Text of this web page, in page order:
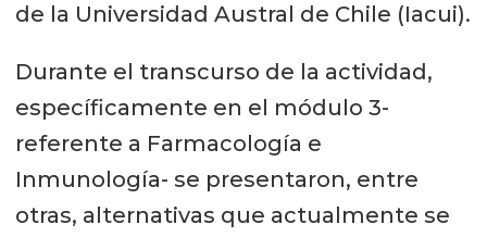
de la Universidad Austral de Chile (Iacui).
Durante el transcurso de la actividad,
específicamente en el módulo 3-
referente a Farmacología e
Inmunología- se presentaron, entre
otras, alternativas que actualmente se